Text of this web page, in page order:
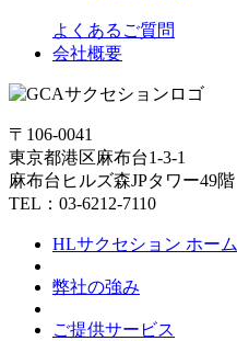
よくあるご質問
会社概要
〒106-0041
東京都港区麻布台1-3-1
麻布台ヒルズ森JPタワー49階
TEL：03-6212-7110
HLサクセション ホーム
弊社の強み
ご提供サービス